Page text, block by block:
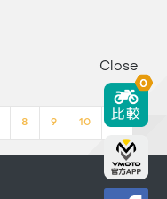
8 9 10 >>
Close
0